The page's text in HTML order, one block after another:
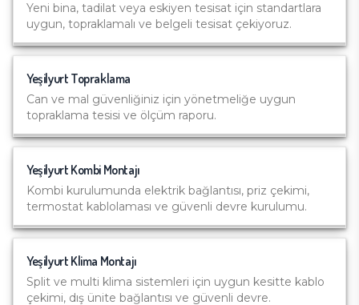
Yeni bina, tadilat veya eskiyen tesisat için standartlara
uygun, topraklamalı ve belgeli tesisat çekiyoruz.
Yeşilyurt Topraklama
Can ve mal güvenliğiniz için yönetmeliğe uygun
topraklama tesisi ve ölçüm raporu.
Yeşilyurt Kombi Montajı
Kombi kurulumunda elektrik bağlantısı, priz çekimi,
termostat kablolaması ve güvenli devre kurulumu.
Yeşilyurt Klima Montajı
Split ve multi klima sistemleri için uygun kesitte kablo
çekimi, dış ünite bağlantısı ve güvenli devre.